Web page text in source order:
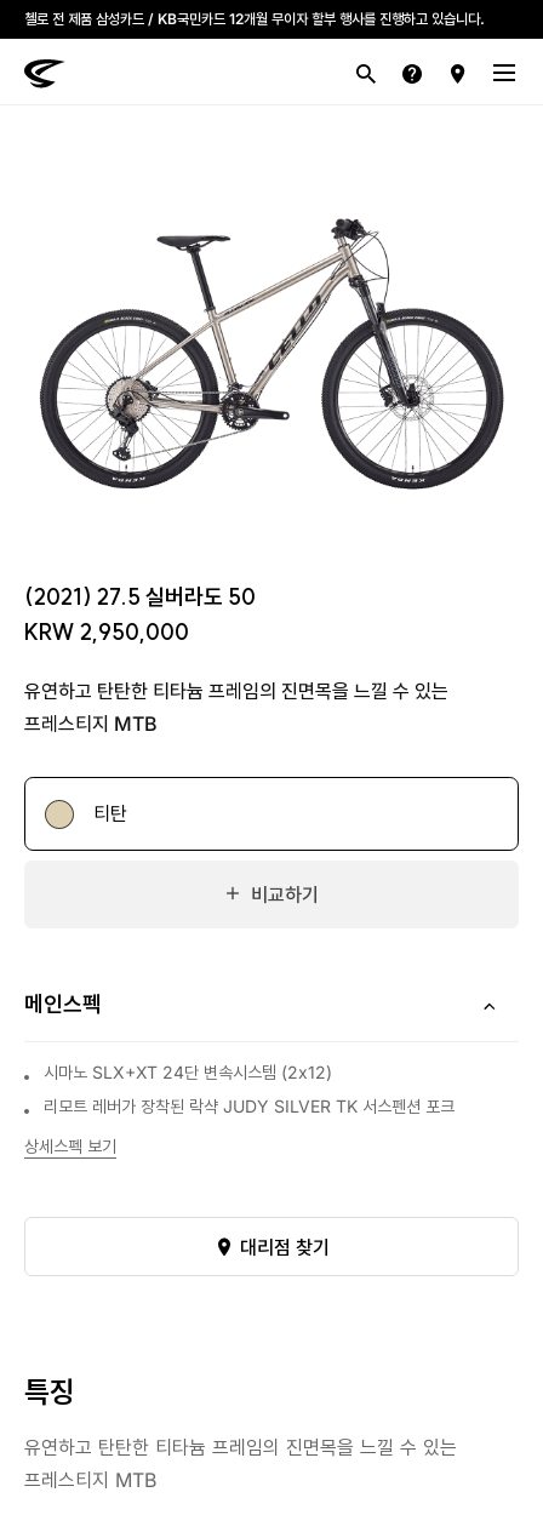
첼로 전 제품 삼성카드 / KB국민카드 12개월 무이자 할부 행사를 진행하고 있습니다.
(2021) 27.5 실버라도 50
KRW 2,950,000
유연하고 탄탄한 티타늄 프레임의 진면목을 느낄 수 있는
프레스티지 MTB
티탄
비교하기
메인스펙
시마노 SLX+XT 24단 변속시스템 (2x12)
리모트 레버가 장착된 락샥 JUDY SILVER TK 서스펜션 포크
상세스펙 보기
대리점 찾기
특징
유연하고 탄탄한 티타늄 프레임의 진면목을 느낄 수 있는
프레스티지 MTB